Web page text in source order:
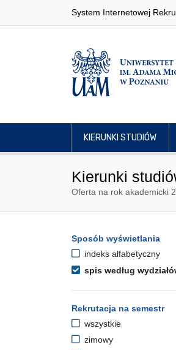
System Internetowej
KIERUNKI STUDIÓW
Kierunki
Oferta na rok akademicki
Opcje
Przejdź do listy kierunków
Sposób wyświetlania
indeks alfabetyczny
spis według
Rekrutacja na semestr
wszystkie
zimowy